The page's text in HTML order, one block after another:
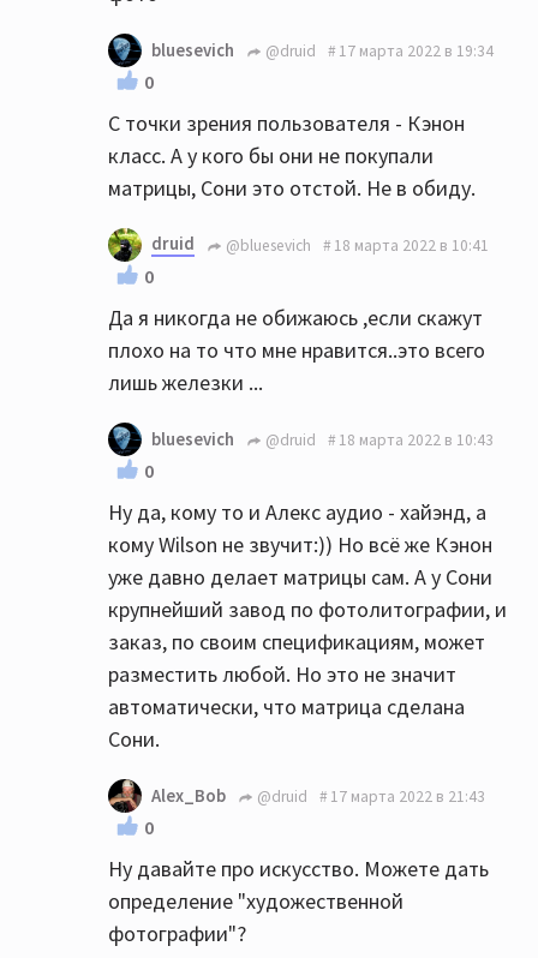
bluesevich @druid 17 марта 2022 в 19:34
0
С точки зрения пользователя - Кэнон
класс. А у кого бы они не покупали
матрицы, Сони это отстой. Не в обиду.
druid @bluesevich 18 марта 2022 в 10:41
0
Да я никогда не обижаюсь ,если скажут
плохо на то что мне нравится..это всего
лишь железки ...
bluesevich @druid 18 марта 2022 в 10:43
0
Ну да, кому то и Алекс аудио - хайэнд, а
кому Wilson не звучит:)) Но всё же Кэнон
уже давно делает матрицы сам. А у Сони
крупнейший завод по фотолитографии, и
заказ, по своим спецификациям, может
разместить любой. Но это не значит
автоматически, что матрица сделана
Сони.
Alex_Bob @druid 17 марта 2022 в 21:43
0
Ну давайте про искусство. Можете дать
определение "художественной
фотографии"?